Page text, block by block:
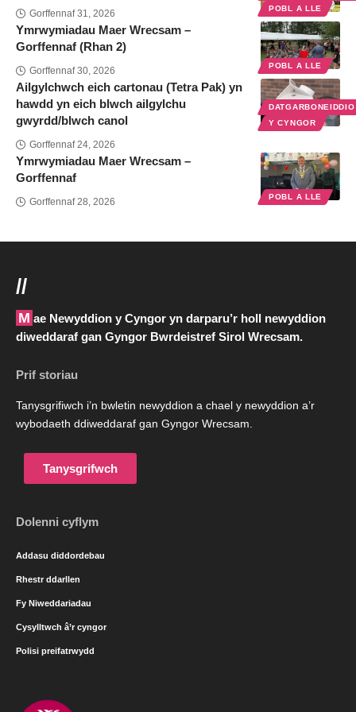
POBL A LLE
Gorffennaf 31, 2026
POBL A LLE
Ymrwymiadau Maer Wrecsam –
Gorffennaf (Rhan 2)
Gorffennaf 30, 2026
Y CYNGOR
Ailgylchwch eich cartonau (Tetra Pak) yn
hawdd yn eich blwch ailgylchu
gwyrdd/blwch canol
Gorffennaf 24, 2026
POBL A LLE
Ymrwymiadau Maer Wrecsam –
Gorffennaf
Gorffennaf 28, 2026
//
Mae Newyddion y Cyngor yn darparu’r holl newyddion
diweddaraf gan Gyngor Bwrdeistref Sirol Wrecsam.
Prif storiau
Tanysgrifiwch i’n bwletin newyddion a chael y newyddion a’r
wybodaeth ddiweddaraf gan Gyngor Wrecsam.
Tanysgrifwch
Dolenni cyflym
Addasu diddordebau
Rhestr ddarllen
Fy Niweddariadau
Cysylltwch â’r cyngor
Polisi preifatrwydd